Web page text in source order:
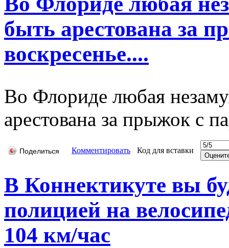
быть арестована за
воскресенье....
Во Флориде любая
арестована за прыжок с
Поделиться Комментировать Код для вставки
В Коннектикуте вы
полицией на
104 км/час